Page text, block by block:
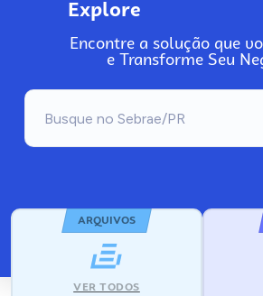
Explore
Encontre a solução que
e Transforme Seu
ARQUIVOS
VER TODOS